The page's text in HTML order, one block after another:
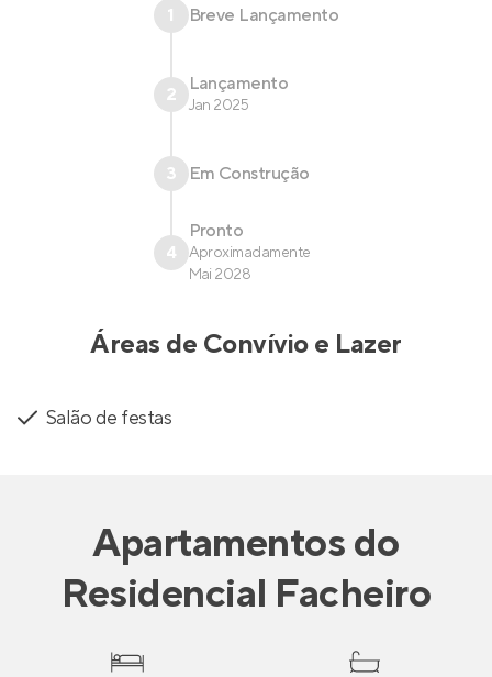
1 Breve Lançamento
2 Lançamento
Jan 2025
3 Em Construção
4
Pronto
Aproximadamente
Mai 2028
Áreas de Convívio e Lazer
Salão de festas
Apartamentosdo
Residencial Facheiro